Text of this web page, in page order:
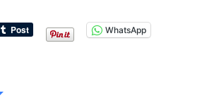
WhatsApp